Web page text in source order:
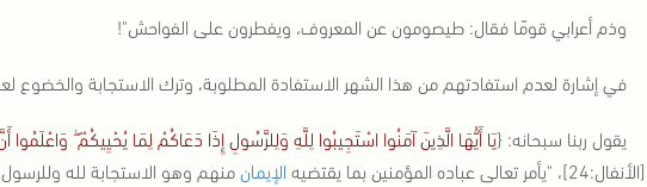
وذم أعرابي قومًا فقال: طيصومون عن المعروف، ويفطرون على الفواحش"!
في إشارة لعدم استفادتهم من هذا الشهر الاستفادة المطلوبة، وترك الاستجابة والخضوع
يقول ربنا سبحانه: {يَا أَيُّهَا الَّذِينَ آمَنُوا اسْتَجِيبُوا لِلَّهِ وَلِلرَّسُولِ إِذَا دَعَاكُمْ لِمَا يُحْيِيكُمْ
[الأنفال:24]، "يأمر تعالى عباده المؤمنين بما يقتضيه
الإيمان منهم وهو الاستجابة لله وللرسول،